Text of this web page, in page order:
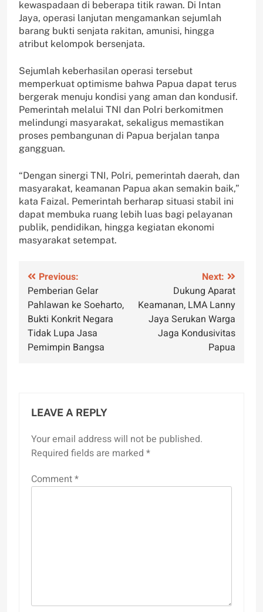
kewaspadaan di beberapa titik rawan. Di Intan
Jaya, operasi lanjutan mengamankan sejumlah
barang bukti senjata rakitan, amunisi, hingga
atribut kelompok bersenjata.
Sejumlah keberhasilan operasi tersebut
memperkuat optimisme bahwa Papua dapat terus
bergerak menuju kondisi yang aman dan kondusif.
Pemerintah melalui TNI dan Polri berkomitmen
melindungi masyarakat, sekaligus memastikan
proses pembangunan di Papua berjalan tanpa
gangguan.
“Dengan sinergi TNI, Polri, pemerintah daerah, dan
masyarakat, keamanan Papua akan semakin baik,”
kata Faizal. Pemerintah berharap situasi stabil ini
dapat membuka ruang lebih luas bagi pelayanan
publik, pendidikan, hingga kegiatan ekonomi
masyarakat setempat.
Post
navigation
Previous:
Pemberian Gelar
Pahlawan ke Soeharto,
Bukti Konkrit Negara
Tidak Lupa Jasa
Pemimpin Bangsa
Next:
Dukung Aparat
Keamanan, LMA Lanny
Jaya Serukan Warga
Jaga Kondusivitas
Papua
LEAVE A REPLY
Your email address will not be published.
Required fields are marked *
Comment*